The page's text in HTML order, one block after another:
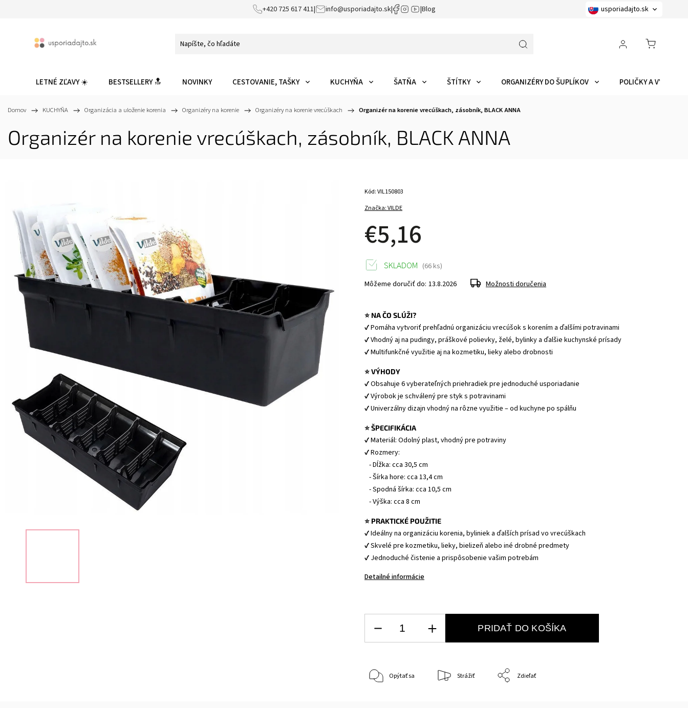
+420 725 617 411| info@usporiadajto.sk| |Blog usporiadajto.sk
LETNÉ ZĽAVY ☀️ BESTSELLERY 🔝 NOVINKY CESTOVANIE, TAŠKY KUCHYŇA ŠATŇA ŠTÍTKY ORGANIZÉRY DO ŠUPLÍKOV POLIČKY A
Domov / KUCHYŇA / Organizácia a uloženie korenia / Organizéry na korenie / Organizéry na korenie vrecúškach / Organizér na korenie vrecúškach, zásobník, BLACK ANNA
Organizér na korenie vrecúškach, zásobník, BLACK ANNA
Značka:VILDE
€5,16
Kód:VIL150803
⭐ NA ČO SLÚŽI?
✔ Pomáha vytvoriť prehľadnú organizáciu vrecúšok s korením a ďalšími potravinami
✔ Vhodný aj na pudingy, práškové polievky, želé, bylinky a ďalšie kuchynské prísady
✔ Multifunkčné využitie aj na kozmetiku, lieky alebo drobnosti
⭐ VÝHODY
✔ Obsahuje 6 vyberateľných priehradiek pre jednoduché usporiadanie
✔ Výrobok je schválený pre styk s potravinami
✔ Univerzálny dizajn vhodný na rôzne využitie – od kuchyne po spálňu
⭐ ŠPECIFIKÁCIA
✔ Materiál: Odolný plast, vhodný pre potraviny
✔ Rozmery:
   - Dĺžka: cca 30,5 cm
   - Šírka hore: cca 13,4 cm
   - Spodná šírka: cca 10,5 cm
   - Výška: cca 8 cm
⭐ PRAKTICKÉ POUŽITIE
✔ Ideálny na organizáciu korenia, byliniek a ďalších prísad vo vrecúškach
✔ Skvelé pre kozmetiku, lieky, bielizeň alebo iné drobné predmety
✔ Jednoduché čistenie a prispôsobenie vašim potrebám
Detailné informácie
SKLADOM (66 ks)
Môžeme doručiť do: 13.8.2026 Možnosti doručenia
PRIDAŤ DO KOŠÍKA
Opýtať sa Strážiť Zdieľať